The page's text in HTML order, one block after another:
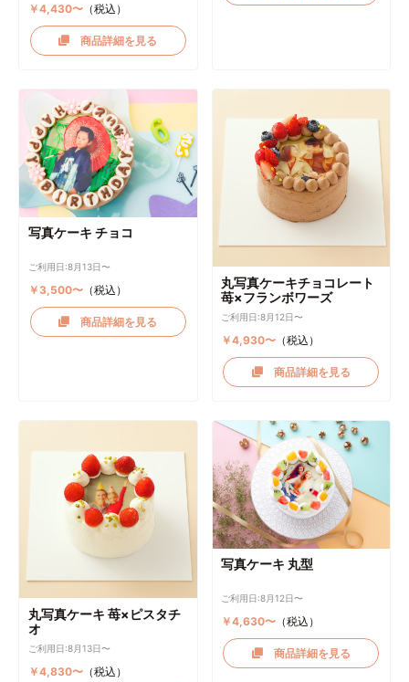
￥4,430〜（税込）
商品詳細を見る
写真ケーキ チョコ
ご利用日:8月13日〜
￥3,500〜（税込）
商品詳細を見る
丸写真ケーキチョコレート
苺×フランボワーズ
ご利用日:8月12日〜
￥4,930〜 （税込）
商品詳細を見る
丸写真ケーキ 苺×ピスタチ
オ
ご利用日:8月13日〜
￥4,830〜（税込）
写真ケーキ 丸型
ご利用日:8月12日〜
￥4,630〜 （税込）
商品詳細を見る